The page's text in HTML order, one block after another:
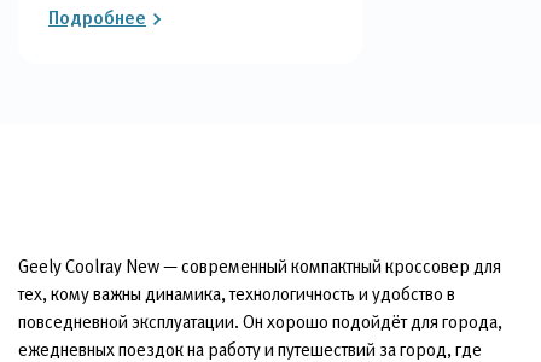
Подробнее
Geely Coolray New — современный компактный кроссовер для
тех, кому важны динамика, технологичность и удобство в
повседневной эксплуатации. Он хорошо подойдёт для города,
ежедневных поездок на работу и путешествий за город, где